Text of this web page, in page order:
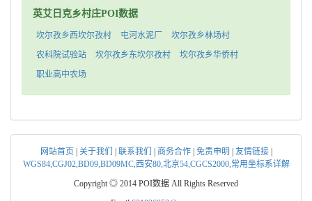
英艾日克乡村庄POI数据
坎尔孜乡西坎尔孜村 屯河水泥厂
坎尔孜乡林场村
农科院试验站
坎尔孜乡东坎尔孜村
坎尔孜乡华侨村
职业高中农场
网站首页 关于我们 联系我们 商务合作| 免责申明 友情链接|
WGS84,CGJ02,BD09,BD09MC,西安80,北京54,CGCS2000,常用坐标系详解
Copyright ◎ 2014 POI数据 All Rights Reserved